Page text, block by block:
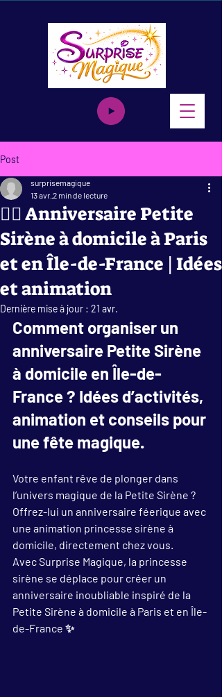
Post
🧜‍♀️ Anniversaire Petite
Sirène à domicile à Paris
et en Île-de-France | Idées
et animation
surprisemagique
13 avr. 2 min de lecture
Dernière mise à jour : 21 avr.
Comment organiser un
anniversaire Petite Sirène
à domicile en Île-de-
France ? Idées d’activités,
animation et conseils pour
une fête magique.
Votre enfant rêve de plonger dans
l’univers magique de la Petite Sirène ?
Offrez-lui un anniversaire féerique avec
une animation princesse sirène à
domicile, directement chez vous.
Avec Surprise Magique, la princesse
sirène se déplace pour créer un
anniversaire inoubliable inspiré de la
Petite Sirène à domicile à Paris et en Île-
de-France ✨